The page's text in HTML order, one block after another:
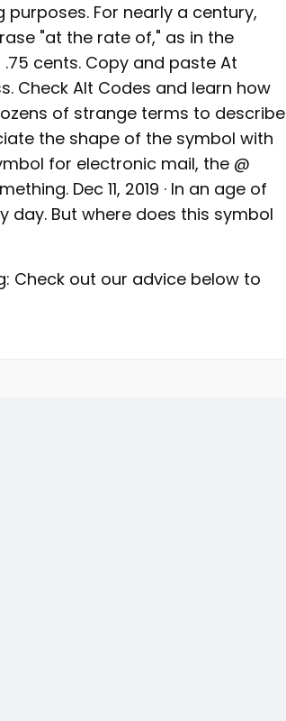
For nearly a century,
"at the rate of," as in the
cents. Copy and paste At
Check Alt Codes and learn how
of strange terms to describe
the shape of the symbol with
for electronic mail, the @
Dec 11, 2019 · In an age of
day. But where does this symbol
Check out our advice below to